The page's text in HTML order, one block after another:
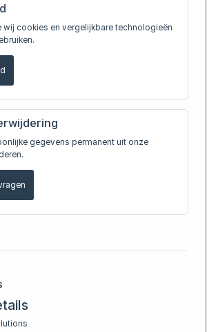
wij cookies en vergelijkbare technologieën
gegevens permanent uit onze